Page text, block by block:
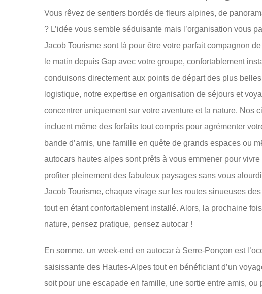
Vous rêvez de sentiers bordés de fleurs alpines, de
? L’idée vous semble séduisante mais l’organisation vous
Jacob Tourisme sont là pour être votre parfait compagnon
le matin depuis Gap avec votre groupe, confortablement
conduisons directement aux points de départ des plus
logistique, notre expertise en organisation de séjours et
concentrer uniquement sur votre aventure et la nature. Nos
incluent même des forfaits tout compris pour agrémenter
bande d’amis, une famille en quête de grands espaces ou
autocars hautes alpes sont prêts à vous emmener pour
profiter pleinement des fabuleux paysages sans vous
Jacob Tourisme, chaque virage sur les routes sinueuses
tout en étant confortablement installé. Alors, la prochaine
nature, pensez pratique, pensez autocar !
En somme, un week-end en autocar à Serre-Ponçon est
saisissante des Hautes-Alpes tout en bénéficiant d’un
soit pour une escapade en famille, une sortie entre amis,